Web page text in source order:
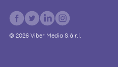
© 2026Viber Media S.à r.l.